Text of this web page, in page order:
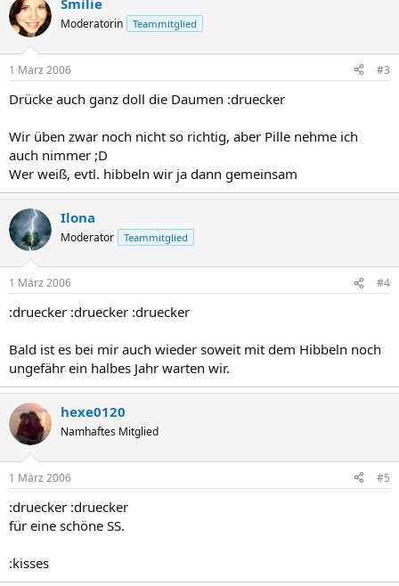
Smilie
Moderatorin Teammitglied
1 März 2006 #3
Drücke auch ganz doll die Daumen :druecker
Wir üben zwar noch nicht so richtig, aber Pille nehme ich
auch nimmer ;D
Wer weiß, evtl. hibbeln wir ja dann gemeinsam
Ilona
Moderator Teammitglied
1 März 2006 #4
:druecker :druecker :druecker
Bald ist es bei mir auch wieder soweit mit dem Hibbeln noch
ungefähr ein halbes Jahr warten wir.
hexe0120
Namhaftes Mitglied
1 März 2006 #5
:druecker :druecker
für eine schöne SS.
:kisses